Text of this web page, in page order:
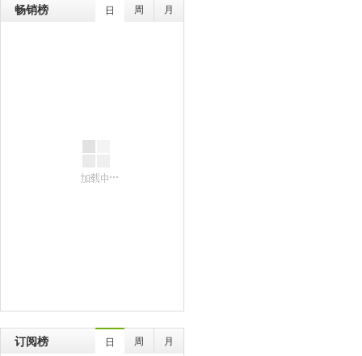
畅销榜 日 周 月
订阅榜 日 周 月